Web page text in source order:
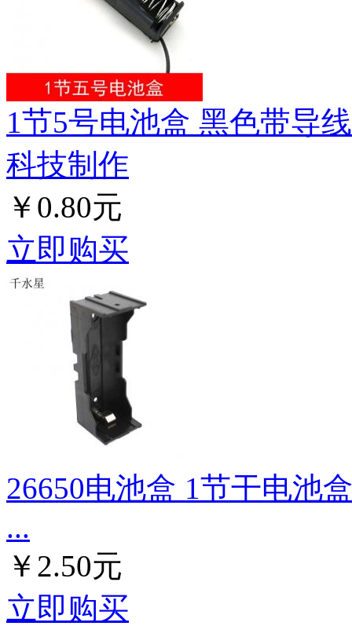
1节5号电池盒 黑色带导
科技制作
￥0.80元
立即购买
26650电池盒 1节干电池
...
￥2.50元
立即购买